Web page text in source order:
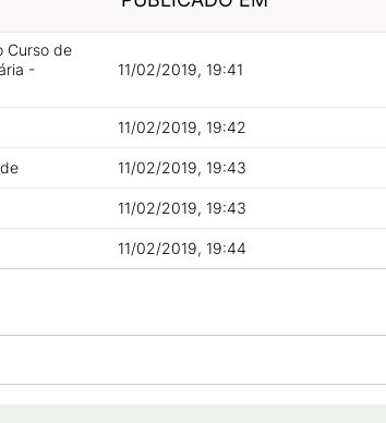
Curso de
-
11/02/2019, 19:41
11/02/2019, 19:42
11/02/2019, 19:43
11/02/2019, 19:43
11/02/2019, 19:44